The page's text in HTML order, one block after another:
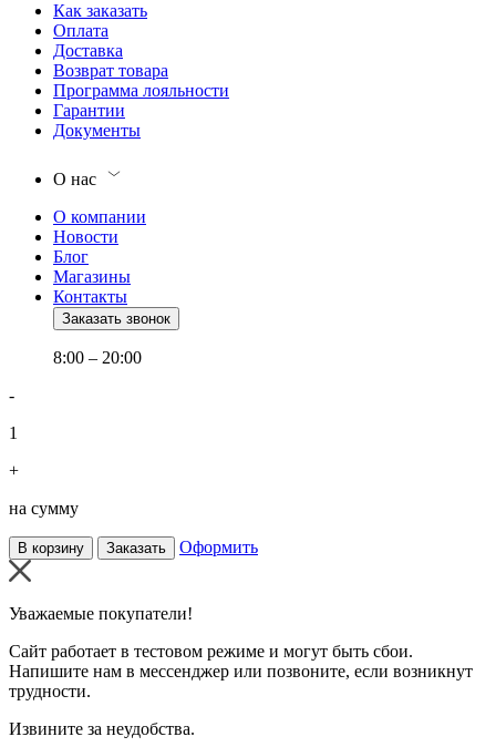
Как заказать
Оплата
Доставка
Возврат товара
Программа лояльности
Гарантии
Документы
О нас
О компании
Новости
Блог
Магазины
Контакты
Заказать звонок
8:00 – 20:00
-
1
+
на сумму
В корзину Заказать Оформить
Уважаемые покупатели!
Сайт работает в тестовом режиме и могут быть сбои.
Напишите нам в мессенджер или позвоните, если возникнут
трудности.
Извините за неудобства.